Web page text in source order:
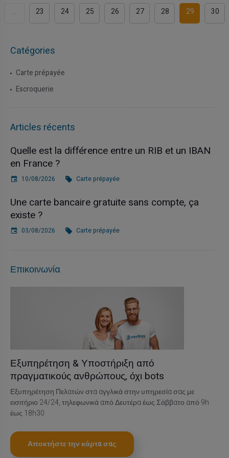
... 23 24 25 26 27 28 29 30
Catégories
Carte prépayée
Escroquerie
Articles récents
Quelle est la différence entre un RIB et un IBAN
en France ?
10/08/2026 Carte prépayée
Une carte bancaire gratuite sans compte, ça
existe ?
03/08/2026 Carte prépayée
Επικοινωνία
Εξυπηρέτηση & Υποστήριξη από
πραγματικούς ανθρώπους, όχι bots
Εξυπηρέτηση Πελατών στα αγγλικά στην υπηρεσία σας με
εισιτήριο 24/24, τηλεφωνικά από Δευτέρα έως Σάββατο από 9h
έως 18h30
Αποκτήστε την κάρτα σας